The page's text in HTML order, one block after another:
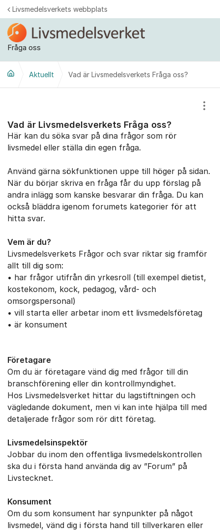
Hoppa till innehåll
Fråga oss
Livsmedelsverkets webbplats
Aktuellt Vad är Livsmedelsverkets Fråga oss?
Vad är Livsmedelsverkets Fråga oss?
Här kan du söka svar på dina frågor som rör
livsmedel eller ställa din egen fråga.
Använd gärna sökfunktionen uppe till höger på sidan.
När du börjar skriva en fråga får du upp förslag på
andra inlägg som kanske besvarar din fråga. Du kan
också bläddra igenom forumets kategorier för att
hitta svar.
Vem är du?
Livsmedelsverkets Frågor och svar riktar sig framför
allt till dig som:
• har frågor utifrån din yrkesroll (till exempel dietist,
kostekonom, kock, pedagog, vård- och
omsorgspersonal)
• vill starta eller arbetar inom ett livsmedelsföretag
• är konsument
Företagare
Om du är företagare vänd dig med frågor till din
branschförening eller din kontrollmyndighet.
Hos Livsmedelsverket hittar du lagstiftningen och
vägledande dokument, men vi kan inte hjälpa till med
detaljerade frågor som rör ditt företag.
Livsmedelsinspektör
Jobbar du inom den offentliga livsmedelskontrollen
ska du i första hand använda dig av ”Forum” på
Livstecknet.
Konsument
Om du som konsument har synpunkter på något
livsmedel, vänd dig i första hand till tillverkaren eller